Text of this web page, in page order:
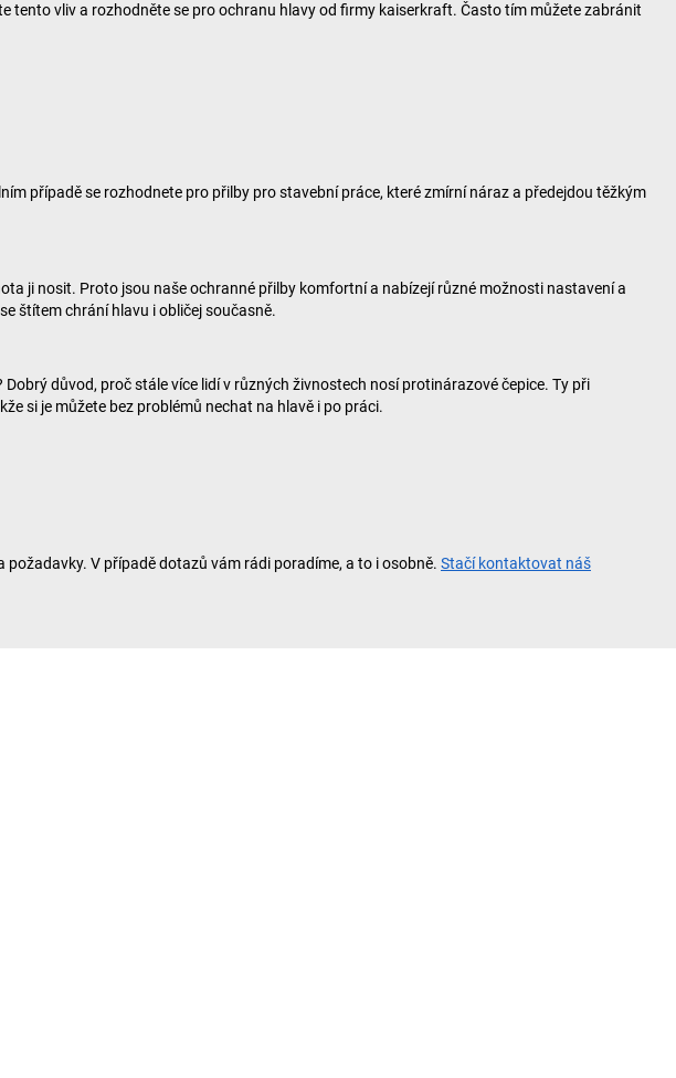
tento vliv a rozhodněte se pro ochranu hlavy od firmy kaiserkraft. Často tím můžete zabránit
případě se rozhodnete pro přilby pro stavební práce, které zmírní náraz a předejdou těžkým
ji nosit. Proto jsou naše ochranné přilby komfortní a nabízejí různé možnosti nastavení a
štítem chrání hlavu i obličej současně.
důvod, proč stále více lidí v různých živnostech nosí protinárazové čepice. Ty při
si je můžete bez problémů nechat na hlavě i po práci.
požadavky. V případě dotazů vám rádi poradíme, a to i osobně. Stačí kontaktovat náš